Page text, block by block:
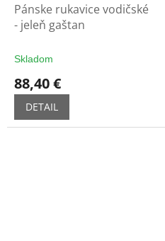
Pánske rukavice vodičské
- jeleň gaštan
Skladom
88,40 €
DETAIL